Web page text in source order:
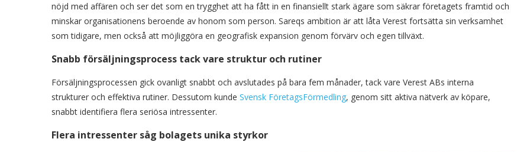
nöjd med affären och ser det som en trygghet att ha fått in en finansiellt stark ägare som säkrar företagets framtid och
minskar organisationens beroende av honom som person. Sareqs ambition är att låta Verest fortsätta sin verksamhet
som tidigare, men också att möjliggöra en geografisk expansion genom förvärv och egen tillväxt.
Snabb försäljningsprocess tack vare struktur och rutiner
Försäljningsprocessen gick ovanligt snabbt och avslutades på bara fem månader, tack vare Verest ABs interna
strukturer och effektiva rutiner. Dessutom kunde Svensk FöretagsFörmedling, genom sitt aktiva nätverk av köpare,
snabbt identifiera flera seriösa intressenter.
Flera intressenter såg bolagets unika styrkor